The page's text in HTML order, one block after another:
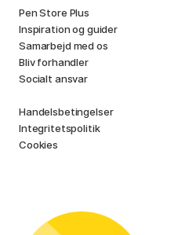
Pen Store Plus
Inspiration og guider
Samarbejd med os
Bliv forhandler
Socialt ansvar
Handelsbetingelser
Integritetspolitik
Cookies